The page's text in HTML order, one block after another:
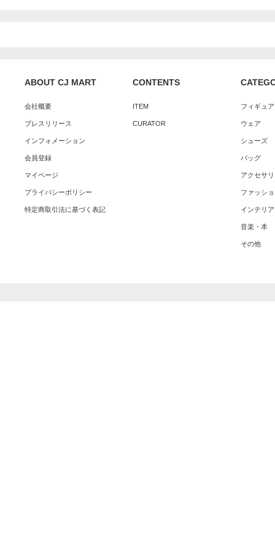
ABOUT CJ MART
会社概要
プレスリリース
インフォメーション
会員登録
マイページ
プライバシーポリシー
特定商取引法に基づく表記
CONTENTS
ITEM
CURATOR
フィギュ
ウェア
シューズ
バッグ
アクセサ
ファッシ
インテリア
音楽・本
その他